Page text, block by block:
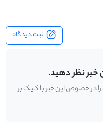
ثبت دیدگاه
خبر نظر دهید.
در خصوص این خبر با کلیک بر